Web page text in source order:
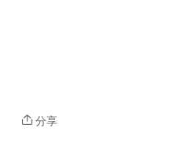
分享